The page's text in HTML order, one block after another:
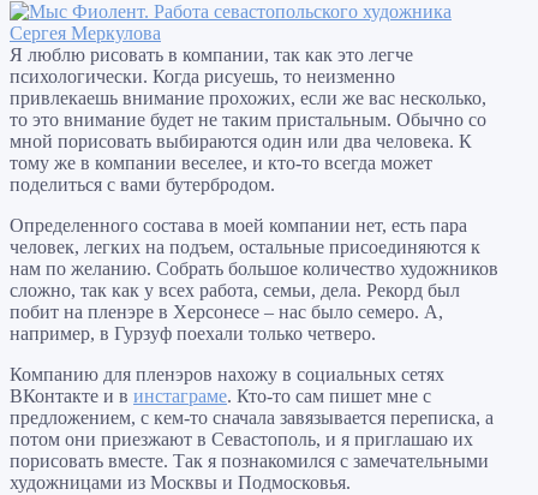
Я люблю рисовать в компании, так как это легче
психологически. Когда рисуешь, то неизменно
привлекаешь внимание прохожих, если же вас несколько,
то это внимание будет не таким пристальным. Обычно со
мной порисовать выбираются один или два человека. К
тому же в компании веселее, и кто-то всегда может
поделиться с вами бутербродом.
Определенного состава в моей компании нет, есть пара
человек, легких на подъем, остальные присоединяются к
нам по желанию. Собрать большое количество художников
сложно, так как у всех работа, семьи, дела. Рекорд был
побит на пленэре в Херсонесе – нас было семеро. А,
например, в Гурзуф поехали только четверо.
Компанию для пленэров нахожу в социальных сетях
ВКонтакте и в инстаграме. Кто-то сам пишет мне с
предложением, с кем-то сначала завязывается переписка, а
потом они приезжают в Севастополь, и я приглашаю их
порисовать вместе. Так я познакомился с замечательными
художницами из Москвы и Подмосковья.